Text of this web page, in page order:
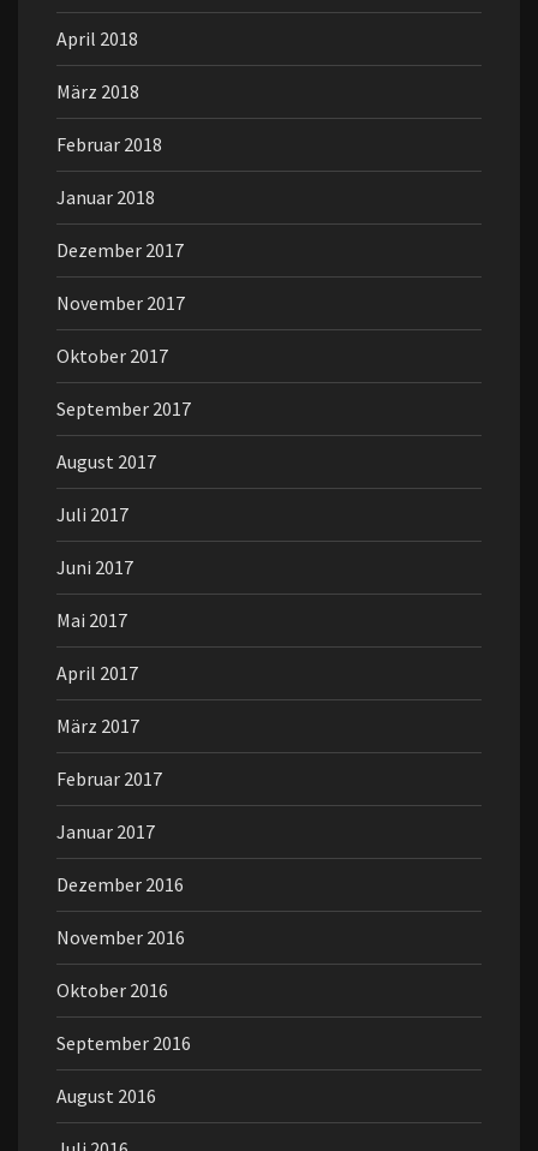
April 2018
März 2018
Februar 2018
Januar 2018
Dezember 2017
November 2017
Oktober 2017
September 2017
August 2017
Juli 2017
Juni 2017
Mai 2017
April 2017
März 2017
Februar 2017
Januar 2017
Dezember 2016
November 2016
Oktober 2016
September 2016
August 2016